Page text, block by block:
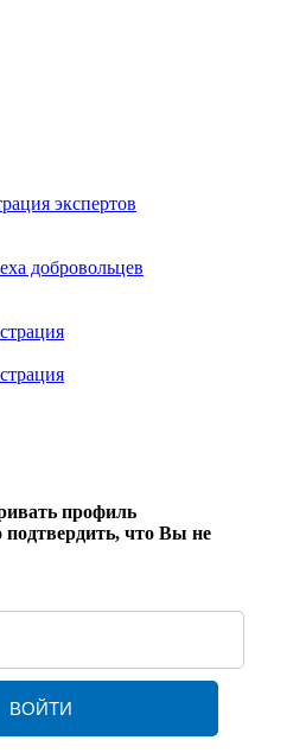
экспертов
добровольцев
профиль
подтвердить, что Вы не